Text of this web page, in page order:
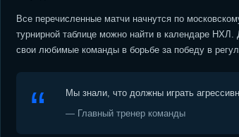
Все перечисленные матчи начнутся по
турнирной таблице можно найти в календаре
свои любимые команды в борьбе за победу в
Мы знали, что должны играть
— Главный тренер команды